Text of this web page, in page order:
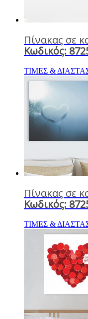
Πίνακας σε
Κωδικός:
ΤΙΜΕΣ &
Πίνακας σε
Κωδικός:
ΤΙΜΕΣ &